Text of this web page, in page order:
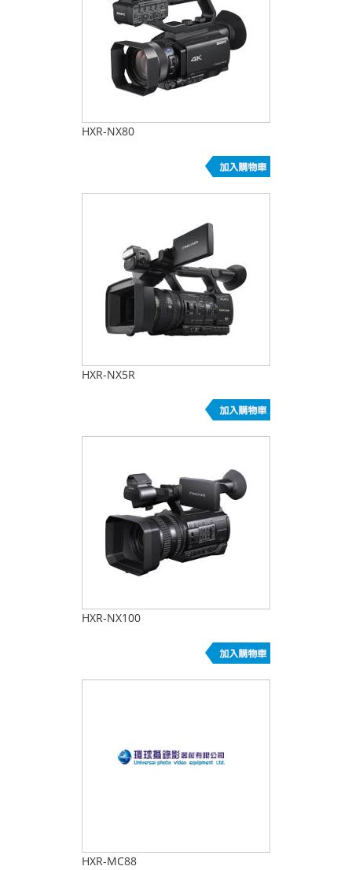
HXR-NX80
HXR-NX5R
HXR-NX100
HXR-MC88